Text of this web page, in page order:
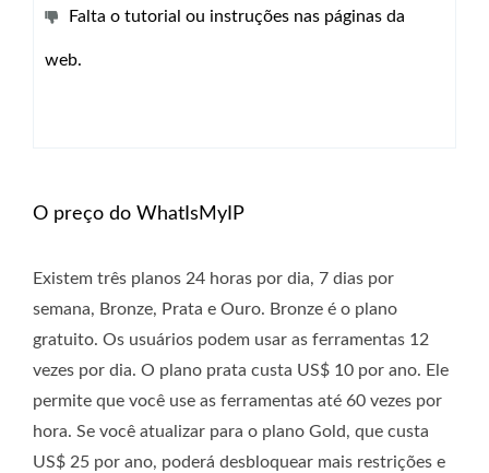
Falta o tutorial ou instruções nas páginas da
web.
O preço do WhatIsMyIP
Existem três planos 24 horas por dia, 7 dias por
semana, Bronze, Prata e Ouro. Bronze é o plano
gratuito. Os usuários podem usar as ferramentas 12
vezes por dia. O plano prata custa US$ 10 por ano. Ele
permite que você use as ferramentas até 60 vezes por
hora. Se você atualizar para o plano Gold, que custa
US$ 25 por ano, poderá desbloquear mais restrições e